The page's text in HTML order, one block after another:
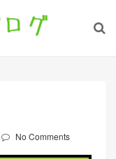
No Comments